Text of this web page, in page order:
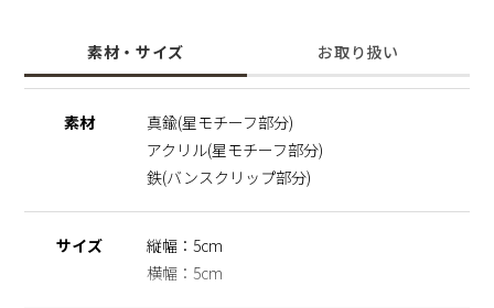
のスタイリングのポイントにオススメのアイテムです。
MORI YUKIO
ヘアメイクアップアーティスト
数多くの著名人のヘアメイクを手がけるヘアメイクアップアー
ティスト。 ファッション誌やビューティ誌で幅広く活躍す
素材・サイズ お取り扱い
素材
真鍮(星モチーフ部分)
アクリル(星モチーフ部分)
鉄(バンスクリップ部分)
サイズ
縦幅：5cm
横幅：5cm